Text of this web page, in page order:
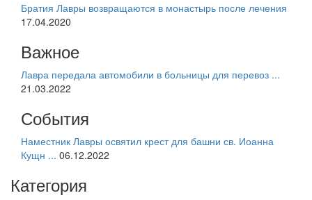
Братия Лавры возвращаются в монастырь после лечения
17.04.2020
Важное
Лавра передала автомобили в больницы для перевоз ...
21.03.2022
События
Наместник Лавры освятил крест для башни св. Иоанна
Кущн ... 06.12.2022
Категория